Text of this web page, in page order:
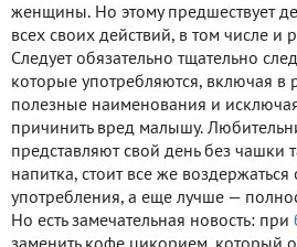
женщины. Но этому предшествует
всех своих действий, в том числе и
Следует обязательно тщательно
которые употребляются, включая в
полезные наименования и
причинить вред малышу.
представляют свой день без чашки
напитка, стоит все же воздержаться
употребления, а еще лучше —
Но есть замечательная новость: при